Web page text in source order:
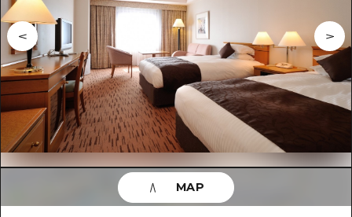
คำแนะนำ
ศิลปะ
งานอีเว้นท์ / เทศกาล
อาหารรสเลิศ / สุรา
การปั่นจักรยาน
ช้อปปิ้ง
กีฬา
รายการ
คู่มือ Dive! Hiroshima
ฮิโรชิม่า โมชิ โมชิ ทราเวล
บริเวณรอบเมืองฮิโรชิม่า
อากิ
บิงโก
จุดหมายปลายทาง
รายการ
บริเวณรอบเมืองฮิโรชิม่า
อากิ
บิงโก
บิโฮคุ
อีเว้นท์
ข้อมูลตามฤดูกาล
ข้อมูลที่เป็นประโยชน์
รายการ
MAP